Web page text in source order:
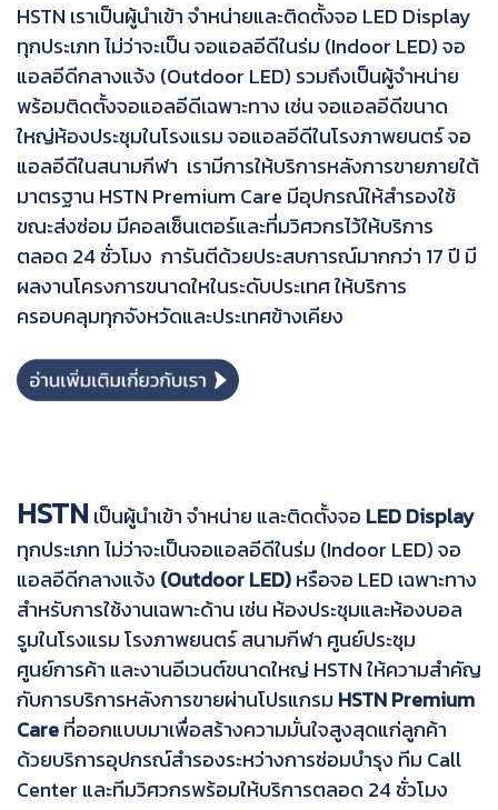
HSTN เราเป็นผู้นำเข้า จำหน่ายและติดตั้งจอ LED Display
ทุกประเภท ไม่ว่าจะเป็น จอแอลอีดีในร่ม (Indoor LED) จอ
แอลอีดีกลางแจ้ง (Outdoor LED) รวมถึงเป็นผู้จำหน่าย
พร้อมติดตั้งจอแอลอีดีเฉพาะทาง เช่น จอแอลอีดีขนาด
ใหญ่ห้องประชุมในโรงแรม จอแอลอีดีในโรงภาพยนตร์ จอ
แอลอีดีในสนามกีฬา เรามีการให้บริการหลังการขายภายใต้
มาตรฐาน HSTN Premium Care มีอุปกรณ์ให้สำรองใช้
ขณะส่งซ่อม มีคอลเซ็นเตอร์และที่มวิศวกรไว้ให้บริการ
ตลอด 24 ชั่วโมง การันตีด้วยประสบการณ์มากกว่า 17 ปี มี
ผลงานโครงการขนาดใหในระดับประเทศ ให้บริการ
ครอบคลุมทุกจังหวัดและประเทศข้างเคียง
HSTN เป็นผู้นำเข้า จำหน่าย และติดตั้งจอ LED Display
ทุกประเภท ไม่ว่าจะเป็นจอแอลอีดีในร่ม (Indoor LED) จอ
แอลอีดีกลางแจ้ง (Outdoor LED)หรือจอ LED เฉพาะทาง
สำหรับการใช้งานเฉพาะด้าน เช่น ห้องประชุมและห้องบอล
รูมในโรงแรม โรงภาพยนตร์ สนามกีฬา ศูนย์ประชุม
ศูนย์การค้า และงานอีเวนต์ขนาดใหญ่ HSTN ให้ความสำคัญ
กับการบริการหลังการขายผ่านโปรแกรม HSTN Premium
Careที่ออกแบบมาเพื่อสร้างความมั่นใจสูงสุดแก่ลูกค้า
ด้วยบริการอุปกรณ์สำรองระหว่างการซ่อมบำรุง ทีม Call
Center และทีมวิศวกรพร้อมให้บริการตลอด 24 ชั่วโมง